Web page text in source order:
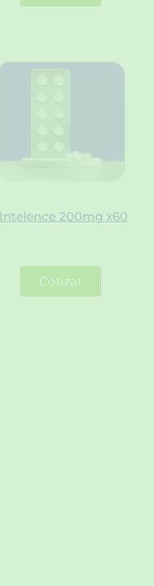
Intelence 200mg x60
Cotizar